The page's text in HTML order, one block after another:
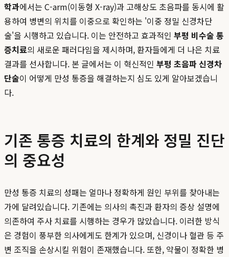
학과에서는 C-arm(이동형 X-ray)과 고해상도 초음파를 동시에 활
용하여 병변의 위치를 이중으로 확인하는 '이중 정밀 신경차단
술'을 시행하고 있습니다. 이는 안전하고 효과적인 부평 비수술 통
증치료의 새로운 패러다임을 제시하며, 환자들에게 더 나은 치료
결과를 선사합니다. 본 글에서는 이 혁신적인 부평 초음파 신경차
단술이 어떻게 만성 통증을 해결하는지 심도 있게 알아보겠습니
다.
기존 통증 치료의 한계와 정밀 진단
의 중요성
만성 통증 치료의 성패는 얼마나 정확하게 원인 부위를 찾아내는
가에 달려있습니다. 기존에는 의사의 촉진과 환자의 증상 설명에
의존하여 주사 치료를 시행하는 경우가 많았습니다. 이러한 방식
은 경험이 풍부한 의사에게도 한계가 있으며, 신경이나 혈관 등 주
변 조직을 손상시킬 위험이 존재했습니다. 또한, 약물이 정확한 병